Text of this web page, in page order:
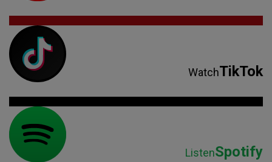
WatchTikTok
ListenSpotify